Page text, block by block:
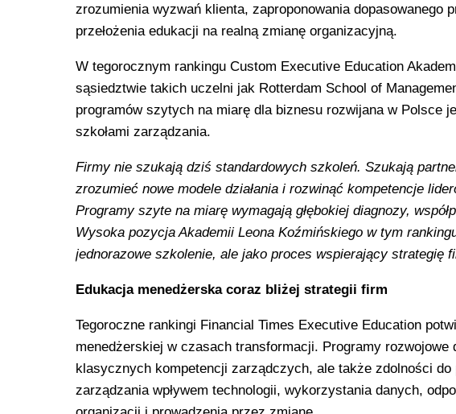
zrozumienia wyzwań klienta, zaproponowania dopasowanego
przełożenia edukacji na realną zmianę organizacyjną.
W tegorocznym rankingu Custom Executive Education
sąsiedztwie takich uczelni jak Rotterdam School of
programów szytych na miarę dla biznesu rozwijana w Polsce
szkołami zarządzania.
Firmy nie szukają dziś standardowych szkoleń. Szukają
zrozumieć nowe modele działania i rozwinąć kompetencje
Programy szyte na miarę wymagają głębokiej diagnozy,
Wysoka pozycja Akademii Leona Koźmińskiego w tym
jednorazowe szkolenie, ale jako proces wspierający strategię
Edukacja menedżerska coraz bliżej strategii firm
Tegoroczne rankingi Financial Times Executive Education
menedżerskiej w czasach transformacji. Programy
klasycznych kompetencji zarządczych, ale także zdolności
zarządzania wpływem technologii, wykorzystania danych,